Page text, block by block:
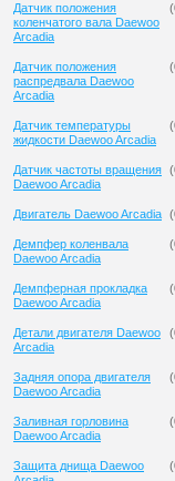
Датчик положения
коленчатого вала Daewoo
Arcadia
(
Датчик положения
распредвала Daewoo
Arcadia
(
Датчик температуры
жидкости Daewoo Arcadia
(
Датчик частоты вращения
Daewoo Arcadia
(
Двигатель Daewoo Arcadia (
Демпфер коленвала
Daewoo Arcadia
(
Демпферная прокладка
Daewoo Arcadia
(
Детали двигателя Daewoo
Arcadia
(
Задняя опора двигателя
Daewoo Arcadia
(
Заливная горловина
Daewoo Arcadia
(
Защита днища Daewoo
(